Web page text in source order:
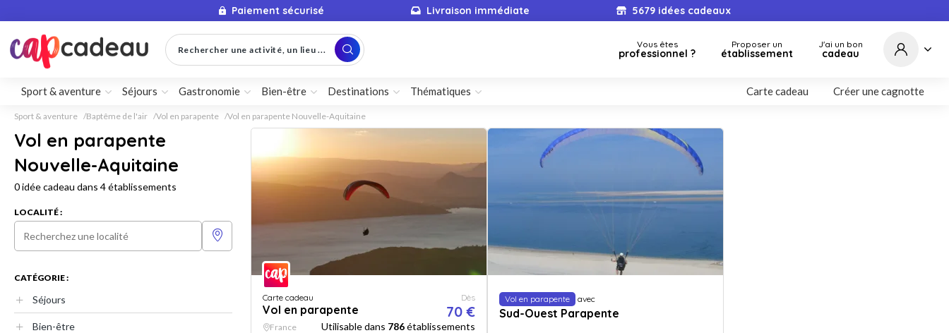
Paiement sécurisé Livraison immédiate 5679 idées cadeaux
Rechercher une activité, un lieu ... Vous êtes
professionnel ?
Proposer un
établissement
J'ai un bon
cadeau
Sport & aventure Séjours Gastronomie Bien-être Destinations Thématiques Carte cadeau Créer une cagnotte
Sport & aventure Baptême de l'air Vol en parapente Vol en parapente Nouvelle-Aquitaine
Vol en parapente
Nouvelle-Aquitaine
0 idée cadeau dans 4 établissements
LOCALITÉ :
CATÉGORIE :
Séjours
Bien-être
Carte cadeau
Vol en parapente
Dès
70 €
France Utilisable dans 786établissements
Vol en parapente avec
Sud-Ouest Parapente